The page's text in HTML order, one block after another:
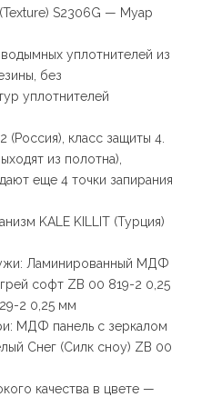
S2306G — Муар
уплотнителей из
без
уплотнителей
(Россия), класс защиты 4.
из полотна),
еще 4 точки запирания
KALE KILLIT (Турция)
Ламинированный МДФ
софт ZB 00 819-2 0,25
2 0,25 мм
МДФ панель с зеркалом
Снег (Силк сноу) ZB 00
качества в цвете —